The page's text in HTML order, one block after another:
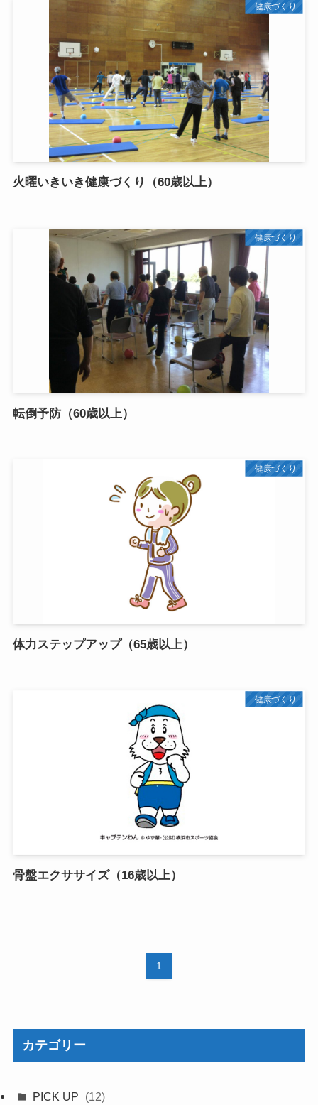
健康づくり
火曜いきいき健康づくり（60歳以上）
健康づくり
転倒予防（60歳以上）
健康づくり
体力ステップアップ（65歳以上）
健康づくり
骨盤エクササイズ（16歳以上）
1
カテゴリー
PICK UP (12)